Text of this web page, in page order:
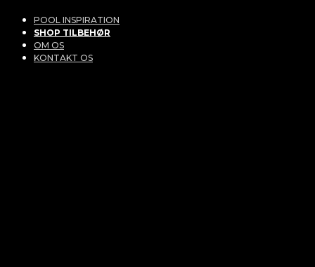
POOL INSPIRATION
SHOP TILBEHØR
OM OS
KONTAKT OS